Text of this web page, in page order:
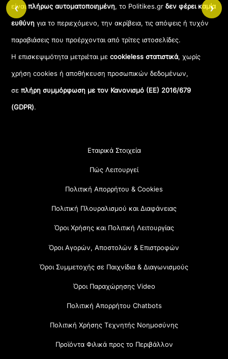
είναιπλήρως αυτοματοποιημένη, το Politikes.grδεν φέρει καμία
ευθύνη για το περιεχόμενο, την ακρίβεια, τις απόψεις ή τυχόν
παραβιάσεις που προέρχονται από τρίτες ιστοσελίδες.
Η επισκεψιμότητα μετριέται μεcookieless στατιστικά, χωρίς
χρήση cookies ή αποθήκευση προσωπικών δεδομένων,
σεπλήρη συμμόρφωση με τον Κανονισμό (ΕΕ) 2016/679
(GDPR).
Εταιρικά Στοιχεία
Πώς Λειτουργεί
Πολιτική Απορρήτου & Cookies
Πολιτική Πλουραλισμού και Διαφάνειας
Όροι Χρήσης και Πολιτική Λειτουργίας
Όροι Αγορών, Αποστολών & Επιστροφών
Όροι Συμμετοχής σε Παιχνίδια & Διαγωνισμούς
Όροι Παραχώρησης Video
Πολιτική Απορρήτου Chatbots
Πολιτική Χρήσης Τεχνητής Νοημοσύνης
Προϊόντα Φιλικά προς το Περιβάλλον
‹ ›